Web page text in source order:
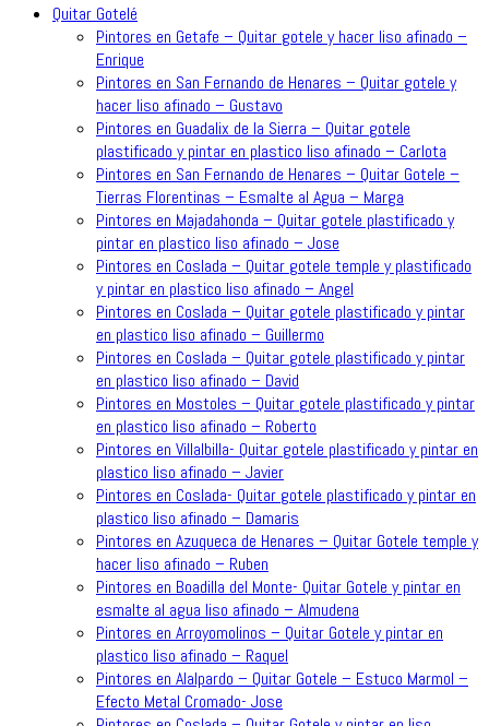
Quitar Gotelé
Pintores en Getafe – Quitar gotele y hacer liso afinado –
Enrique
Pintores en San Fernando de Henares – Quitar gotele y
hacer liso afinado – Gustavo
Pintores en Guadalix de la Sierra – Quitar gotele
plastificado y pintar en plastico liso afinado – Carlota
Pintores en San Fernando de Henares – Quitar Gotele –
Tierras Florentinas – Esmalte al Agua – Marga
Pintores en Majadahonda – Quitar gotele plastificado y
pintar en plastico liso afinado – Jose
Pintores en Coslada – Quitar gotele temple y plastificado
y pintar en plastico liso afinado – Angel
Pintores en Coslada – Quitar gotele plastificado y pintar
en plastico liso afinado – Guillermo
Pintores en Coslada – Quitar gotele plastificado y pintar
en plastico liso afinado – David
Pintores en Mostoles – Quitar gotele plastificado y pintar
en plastico liso afinado – Roberto
Pintores en Villalbilla- Quitar gotele plastificado y pintar en
plastico liso afinado – Javier
Pintores en Coslada- Quitar gotele plastificado y pintar en
plastico liso afinado – Damaris
Pintores en Azuqueca de Henares – Quitar Gotele temple y
hacer liso afinado – Ruben
Pintores en Boadilla del Monte- Quitar Gotele y pintar en
esmalte al agua liso afinado – Almudena
Pintores en Arroyomolinos – Quitar Gotele y pintar en
plastico liso afinado – Raquel
Pintores en Alalpardo – Quitar Gotele – Estuco Marmol –
Efecto Metal Cromado- Jose